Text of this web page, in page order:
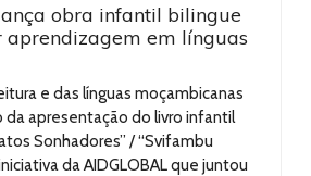
obra infantil bilingue
aprendizagem em línguas
e das línguas moçambicanas
apresentação do livro infantil
Sonhadores” / “Svifambu
da AIDGLOBAL que juntou